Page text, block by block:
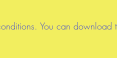
You can download